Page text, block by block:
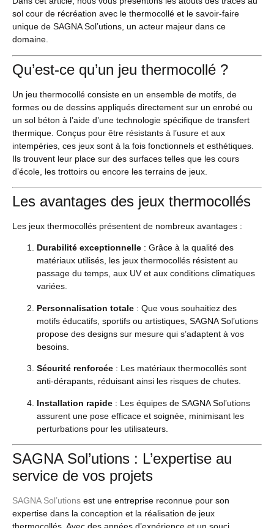
sol cour de récréation avec le thermocollé et le savoir-faire
unique de SAGNA Sol’utions, un acteur majeur dans ce
domaine.
Qu’est-ce qu’un jeu thermocollé ?
Un jeu thermocollé consiste en un ensemble de motifs, de
formes ou de dessins appliqués directement sur un enrobé ou
un sol béton à l’aide d’une technologie spécifique de transfert
thermique. Conçus pour être résistants à l’usure et aux
intempéries, ces jeux sont à la fois fonctionnels et esthétiques.
Ils trouvent leur place sur des surfaces telles que les cours
d’école, les trottoirs ou encore les terrains de jeux.
Les avantages des jeux thermocollés
Les jeux thermocollés présentent de nombreux avantages :
Durabilité exceptionnelle : Grâce à la qualité des
matériaux utilisés, les jeux thermocollés résistent au
passage du temps, aux UV et aux conditions climatiques
variées.
Personnalisation totale : Que vous souhaitiez des
motifs éducatifs, sportifs ou artistiques, SAGNA Sol’utions
propose des designs sur mesure qui s’adaptent à vos
besoins.
Sécurité renforcée : Les matériaux thermocollés sont
anti-dérapants, réduisant ainsi les risques de chutes.
Installation rapide : Les équipes de SAGNA Sol’utions
assurent une pose efficace et soignée, minimisant les
perturbations pour les utilisateurs.
SAGNA Sol’utions : L’expertise au
service de vos projets
SAGNA Sol’utions est une entreprise reconnue pour son
expertise dans la conception et la réalisation de jeux